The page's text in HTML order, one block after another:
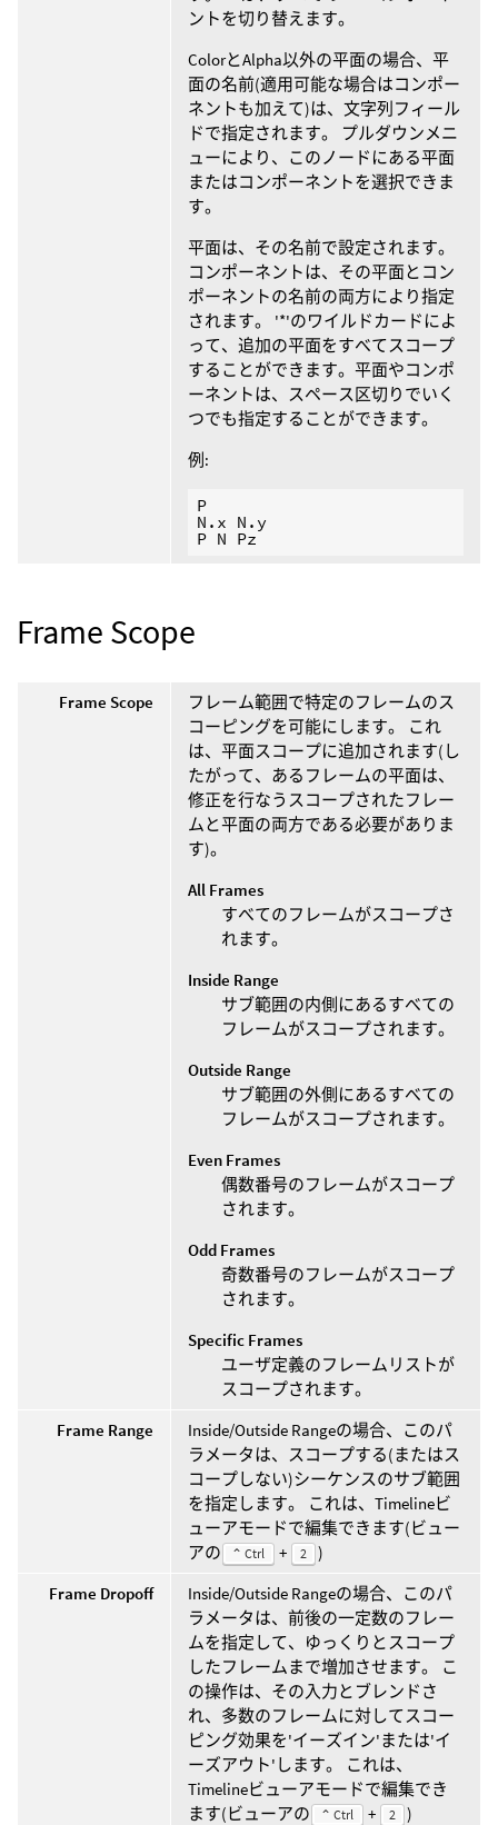
ントを切り替えます。
ColorとAlpha以外の平面の場合、平
面の名前(適用可能な場合はコンポー
ネントも加えて)は、文字列フィール
ドで指定されます。 プルダウンメニ
ューにより、このノードにある平面
またはコンポーネントを選択できま
す。
平面は、その名前で設定されます。
コンポーネントは、その平面とコン
ポーネントの名前の両方により指定
されます。 '*'のワイルドカードによ
って、追加の平面をすべてスコープ
することができます。平面やコンポ
ーネントは、スペース区切りでいく
つでも指定することができます。
例:
P
N.x N.y
Frame Scope
Frame Scope
フレーム範囲で特定のフレームのス
コーピングを可能にします。 これ
は、平面スコープに追加されます(し
たがって、あるフレームの平面は、
修正を行なうスコープされたフレー
ムと平面の両方である必要がありま
す)。
All Frames
すべてのフレームがスコープさ
れます。
Inside Range
サブ範囲の内側にあるすべての
フレームがスコープされます。
Outside Range
サブ範囲の外側にあるすべての
フレームがスコープされます。
Even Frames
偶数番号のフレームがスコープ
されます。
Odd Frames
奇数番号のフレームがスコープ
されます。
Specific Frames
ユーザ定義のフレームリストが
スコープされます。
Frame Range
Inside/Outside Rangeの場合、このパ
ラメータは、スコープする(またはス
コープしない)シーケンスのサブ範囲
を指定します。 これは、Timelineビ
ューアモードで編集できます(ビュー
アの
⌃ Ctrl + 2
)
Frame Dropoff
Inside/Outside Rangeの場合、このパ
ラメータは、前後の一定数のフレー
ムを指定して、ゆっくりとスコープ
したフレームまで増加させます。 こ
の操作は、その入力とブレンドさ
れ、多数のフレームに対してスコー
ピング効果を'イーズイン'または'イ
ーズアウト'します。 これは、
Timelineビューアモードで編集でき
ます(ビューアの
⌃ Ctrl + 2
)